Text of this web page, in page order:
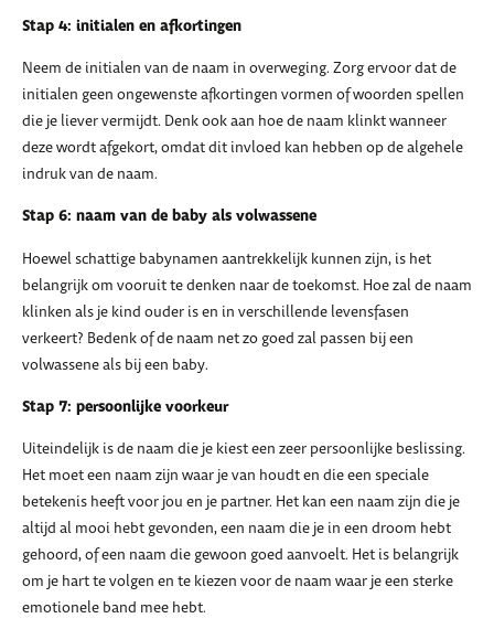
Stap 4: initialen en afkortingen
Neem de initialen van de naam in overweging. Zorg ervoor dat de
initialen geen ongewenste afkortingen vormen of woorden spellen
die je liever vermijdt. Denk ook aan hoe de naam klinkt wanneer
deze wordt afgekort, omdat dit invloed kan hebben op de algehele
indruk van de naam.
Stap 6: naam van de baby als volwassene
Hoewel schattige babynamen aantrekkelijk kunnen zijn, is het
belangrijk om vooruit te denken naar de toekomst. Hoe zal de naam
klinken als je kind ouder is en in verschillende levensfasen
verkeert? Bedenk of de naam net zo goed zal passen bij een
volwassene als bij een baby.
Stap 7: persoonlijke voorkeur
Uiteindelijk is de naam die je kiest een zeer persoonlijke beslissing.
Het moet een naam zijn waar je van houdt en die een speciale
betekenis heeft voor jou en je partner. Het kan een naam zijn die je
altijd al mooi hebt gevonden, een naam die je in een droom hebt
gehoord, of een naam die gewoon goed aanvoelt. Het is belangrijk
om je hart te volgen en te kiezen voor de naam waar je een sterke
emotionele band mee hebt.